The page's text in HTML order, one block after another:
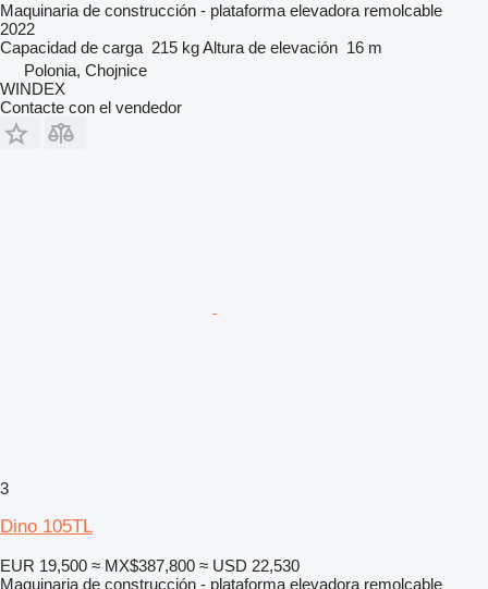
Maquinaria de construcción - plataforma elevadora remolcable
2022
Capacidad de carga 215 kgAltura de elevación 16 m
Polonia, Chojnice
WINDEX
Contacte con el vendedor
3
Dino 105TL
EUR 19,500 ≈ MX$387,800 ≈ USD 22,530
Maquinaria de construcción - plataforma elevadora remolcable